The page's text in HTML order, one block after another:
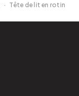
· Tête de lit en rotin